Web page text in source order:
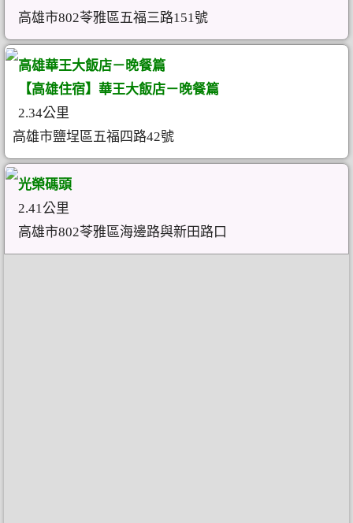
高雄市802苓雅區五福三路151號
高雄華王大飯店－晚餐篇
【高雄住宿】華王大飯店－晚餐篇
2.34公里
高雄市鹽埕區五福四路42號
光榮碼頭
2.41公里
高雄市802苓雅區海邊路與新田路口